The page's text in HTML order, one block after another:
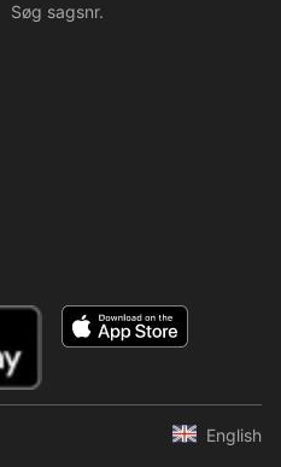
Søg sagsnr.
English